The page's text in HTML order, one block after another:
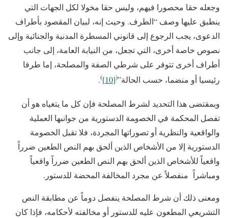
وجعله حقا محصورا فيهم، وليس حقا مخولا لكل الجهات التي
ينطبق عليها وصف “الطرف. وحيث إنه، لبيان المقصود بأطراف
الدعوى، يجب الرجوع إلى قانوني المسطرة المدنية والجنائية وإلى
نصوص خاصة أخرى، التي تجعل، من النيابة العامة، إلى جانب
أطراف أخرى تتوفر على شرطي الصفة والمصلحة، إما طرفا
رئيسيا أو منضما، حسب الحالة”(
[10]
)
.
وبمقتضى هذا التحديد لشرط المصلحة فإن كل ما يتغياه ﻫﻭ ﺃﻥ
تفصل المحكمة ﻓﻲ ﺍﻟﺨﺼﻭﻤﺔ الدستورية من جوانبها العملية
والواقعية والنظرية أو تصوراتها المجردة، ﻓﻼ تقبل الخصومة
الدستورية إلا من الأشخاص الذين ألحق بهم النص الطعين ضرراً
واقعياً للأشخاص الذين ألحق بهم النص الطعين ضرراً واقعياً
ومباشراً منفصلاً عن مجرد المخالفة المحضة للدستور.
ومعنى ذلك أن شرط المصلحة ينفصل دوماً عن مطابقة النص
التشريعي المطعون عليه للدستور أو مخالفته لأحكامه، فإذا كان